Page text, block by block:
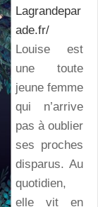
Lagrandepar
ade.fr/
Louise est
une toute
jeune femme
qui n’arrive
pas à oublier
ses proches
disparus. Au
quotidien,
elle vit en